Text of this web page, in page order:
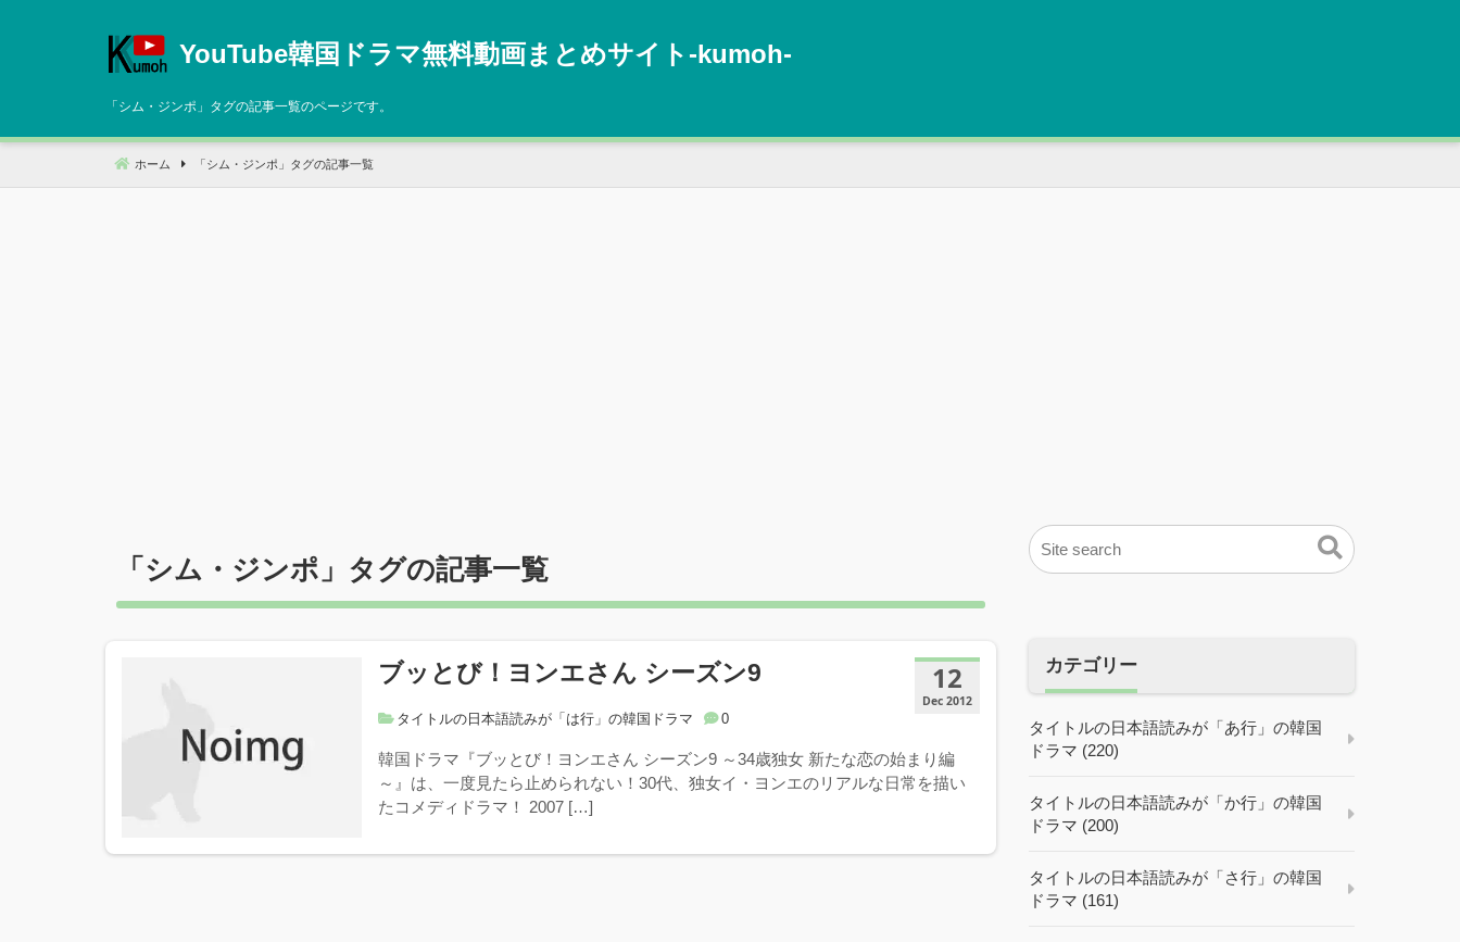
へ
動
YouTube韓国ドラマ無料動画まとめサイト‐kumoh‐
「 シム・ジンポ 」タグの記事一覧のページです。
ホーム 「 シム・ジンポ 」タグの記事一覧
「 シム・ジンポ 」タグの記事一覧
12
Dec 2012
ブッとび！ヨンエさん シーズン9
タイトルの日本語読みが「は行」の韓国ドラマ 0
韓国ドラマ『ブッとび！ヨンエさん シーズン9 ～34歳独女 新たな恋の始まり編
～』は、一度見たら止められない！30代、独女イ・ヨンエのリアルな日常を描い
たコメディドラマ！ 2007 […]
カテゴリー
タイトルの日本語読みが「あ行」の韓国
ドラマ (220)
タイトルの日本語読みが「か行」の韓国
ドラマ (200)
タイトルの日本語読みが「さ行」の韓国
ドラマ (161)